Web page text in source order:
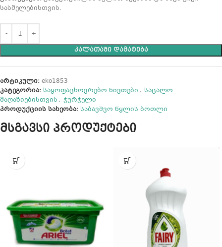
სასმელებისთვის.
ᲙᲐᲚᲐᲗᲐᲨᲘ ᲓᲐᲛᲐᲢᲔᲑᲐ
არტიკული: eko1853
კატეგორია: საყოფაცხოვრებო ნივთები , საცალო
მაღაზიებისთვის , ჭურჭელი
პროდუქციის სახეობა: საბავშვო წყლის ბოთლი
მსგავსი პროდუქტები